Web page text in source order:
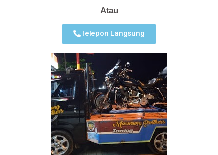
Atau
Telepon Langsung